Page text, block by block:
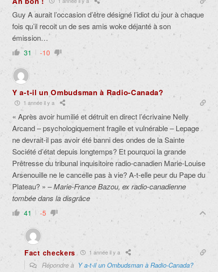
Guy A aurait l’occasion d’être désigné l’idiot du jour à chaque
fois qu’il recoit un de ses amis woke déjanté à son
émission…
31 -10
Y a-t-il un Ombudsman à Radio-Canada?
1 année il y a
« Après avoir humilié et détruit en direct l’écrivaine Nelly
Arcand – psychologiquement fragile et vulnérable – Lepage
ne devrait-il pas avoir été banni des ondes de la Sainte
Société d’état depuis longtemps? Et pourquoi la grande
Prêtresse du tribunal inquisitoire radio-canadien Marie-Louise
Arsenouille ne le cancelle pas à vie? A-t-elle peur du Pape du
Plateau? » –Marie-France Bazou, ex radio-canadienne
tombée dans la disgrâce
41 -5
Fact checkers 1 année il y a
Répondre à Y a-t-il un Ombudsman à Radio-Canada?